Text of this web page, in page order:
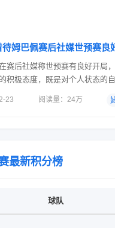
待姆巴佩赛后社媒世预赛良
赛后社媒称世预赛有良好开局
积极态度，既是对个人状态的
分析：一、个人状态与团队贡献
23 阅读量：24万
最新积分榜
球队